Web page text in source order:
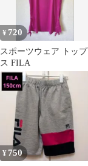
¥ 720
スポーツウェア トップ
ス FILA
¥ 750